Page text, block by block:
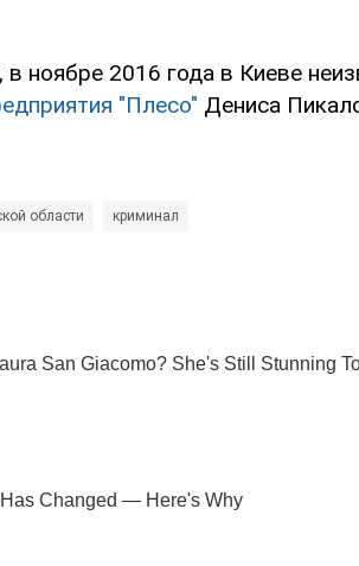
ноябре 2016 года в Киеве
"Плесо" Дениса
области криминал